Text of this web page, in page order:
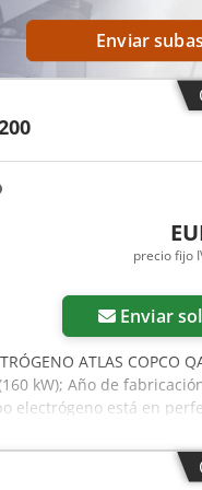
✔ Inspección
de dinero ✔ Opciones
herramientas y
en nuestra
Enviar
precio fijo
Enviar
ATLAS COPCO
kW); Año de
electrógeno está en
Enlace al vídeo a